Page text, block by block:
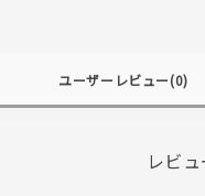
ユーザーレビュー(0)
レビ